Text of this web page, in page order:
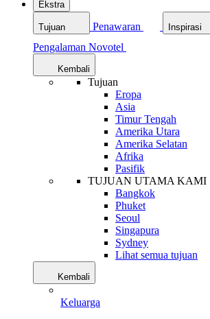
Ekstra
Tujuan Penawaran Inspirasi
Pengalaman Novotel
Kembali
Tujuan
Eropa
Asia
Timur Tengah
Amerika Utara
Amerika Selatan
Afrika
Pasifik
TUJUAN UTAMA KAMI
Bangkok
Phuket
Seoul
Singapura
Sydney
Lihat semua tujuan
Kembali
Keluarga